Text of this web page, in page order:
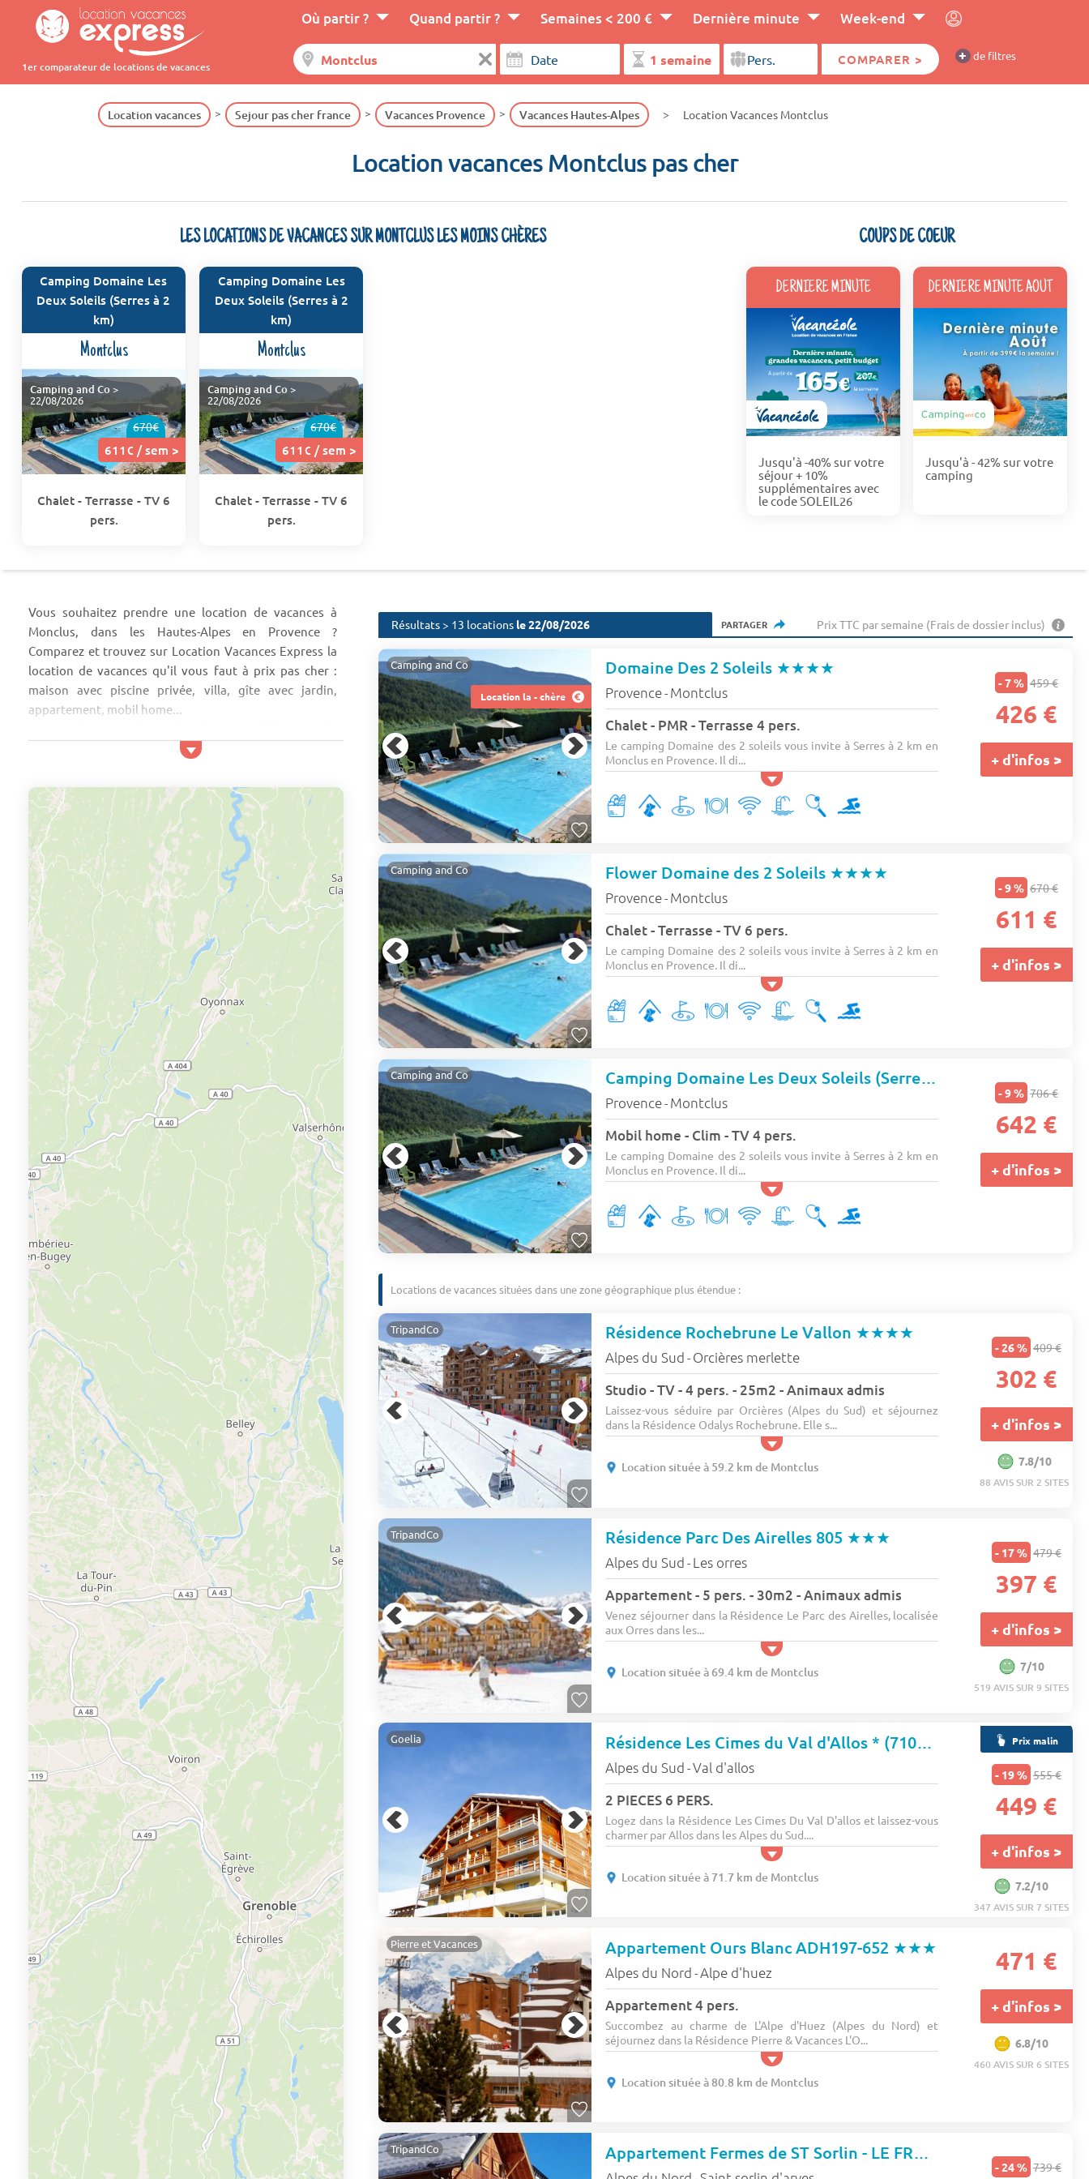
1er comparateur de locations de vacances
Où partir ? Quand partir ? Semaines < 200 € Dernière minute Week-end
COMPARER > + de filtres
Location vacances Sejour pas cher france Vacances Provence Vacances Hautes-Alpes Location Vacances Montclus
Location vacances Montclus pas cher
LES LOCATIONS DE VACANCES SUR MONTCLUS LES MOINS CHÈRES
Camping Domaine Les
Deux Soleils (Serres à 2
km)
Montclus
670€
611€ / sem >
Camping and Co >
22/08/2026
Chalet - Terrasse - TV 6
pers.
Camping Domaine Les
Deux Soleils (Serres à 2
km)
Montclus
670€
611€ / sem >
Camping and Co >
22/08/2026
Chalet - Terrasse - TV 6
pers.
COUPS DE COEUR
DERNIERE MINUTE
Jusqu'à -40% sur votre
séjour + 10%
supplémentaires avec
le code SOLEIL26
DERNIERE MINUTE AOUT
Jusqu'à - 42% sur votre
camping
Vous souhaitez prendre une location de vacances à
Monclus, dans les Hautes-Alpes en Provence ?
Comparez et trouvez sur Location Vacances Express la
location de vacances qu'il vous faut à prix pas cher :
maison avec piscine privée, villa, gîte avec jardin,
appartement, mobil home...
France
est classé comme l'un des plus beaux villages de France
notamment grâce &a...
Résultats > 13 locations le 22/08/2026 PARTAGER Prix TTC par semaine (Frais de dossier inclus)
Location la - chère
Camping and Co Domaine Des 2 Soleils ★★★★
Provence- Montclus
Chalet - PMR - Terrasse 4 pers.
Le camping Domaine des 2 soleils vous invite à Serres à 2 km en
Monclus en Provence. Il di...
- 7 % 459 €
426 €
+ d'infos >
Camping and Co Flower Domaine des 2 Soleils ★★★★
Provence- Montclus
Chalet - Terrasse - TV 6 pers.
Le camping Domaine des 2 soleils vous invite à Serres à 2 km en
Monclus en Provence. Il di...
- 9 % 670 €
611 €
+ d'infos >
Camping and Co Camping Domaine Les Deux Soleils (Serres à 2 km) ★★★★
Provence- Montclus
Mobil home - Clim - TV 4 pers.
Le camping Domaine des 2 soleils vous invite à Serres à 2 km en
Monclus en Provence. Il di...
- 9 % 706 €
642 €
+ d'infos >
Locations de vacances situées dans une zone géographique plus étendue :
TripandCo Résidence Rochebrune Le Vallon ★★★★
Alpes du Sud - Orcières merlette
Studio - TV - 4 pers. - 25m2 - Animaux admis
Laissez-vous séduire par Orcières (Alpes du Sud) et séjournez
dans la Résidence Odalys Rochebrune. Elle s...
Location située à 59.2 km de Montclus
- 26 % 409 €
302 €
+ d'infos >
7.8/10
88 AVIS SUR 2 SITES
TripandCo Résidence Parc Des Airelles 805 ★★★
Alpes du Sud - Les orres
Appartement - 5 pers. - 30m2 - Animaux admis
Venez séjourner dans la Résidence Le Parc des Airelles, localisée
aux Orres dans les...
Location située à 69.4 km de Montclus
- 17 % 479 €
397 €
+ d'infos >
7/10
519 AVIS SUR 9 SITES
Goelia Résidence Les Cimes du Val d'Allos * (710194) ★★★
Alpes du Sud -Val d'allos
2 PIECES 6 PERS.
Logez dans la Résidence Les Cimes Du Val D'allos et laissez-vous
charmer par Allos dans les Alpes du Sud....
Location située à 71.7 km de Montclus
Prix malin
- 19 % 555 €
449 €
+ d'infos >
7.2/10
347 AVIS SUR 7 SITES
Pierre et Vacances Appartement Ours Blanc ADH197-652 ★★★
Alpes du Nord -Alpe d'huez
Appartement 4 pers.
Succombez au charme de L'Alpe d'Huez (Alpes du Nord) et
séjournez dans la Résidence Pierre & Vacances L'O...
Location située à 80.8 km de Montclus
471 €
+ d'infos >
6.8/10
460 AVIS SUR 6 SITES
TripandCo Appartement Fermes de ST Sorlin - LE FREZZIA N°108 - 2P4
- 24 % 739 €